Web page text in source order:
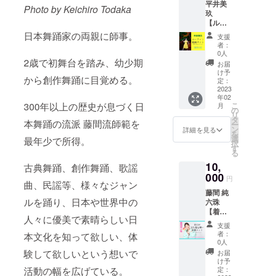
Photo by Keichiro Todaka
日本舞踊家の両親に師事。
2歳で初舞台を踏み、幼少期
から創作舞踊に目覚める。
300年以上の歴史が息づく日
本舞踊の流派 藤間流師範を
最年少で所得。
古典舞踊、創作舞踊、歌謡
曲、民謡等、様々なジャン
ルを踊り、日本や世界中の
人々に優美で素晴らしい日
本文化を知って欲しい、体
験して欲しいという想いで
活動の幅を広げている。
ルアド
レスを
ご記入
くださ
い。 (送
料込み)
白のみ
です。
サイズ
をお選
びくだ
さい。
※返品交
換はで
きませ
んので
ご了承
くださ
受信拒
否設定
ていな
いメー
ルアド
レスを
ご記入
くださ
い。 (送
料込み)
シー
ル、カ
ラフル
アート
にロゴ
入り１
種、和
モダン
アート
にロゴ
入り１
種、紙
シー
ル） ※
今回の
公演の
為だけ
に月灯
藝術。
の書作
家 中島
美紀が
書き下
ろした
アート
の精度
を上げ
たい、
上達さ
せたい
方必見
です！
【平井
美玖か
らの手
書き
メッ
セージ
♡ポス
セッ
ト】 ●
オリジ
ナルポ
スト
カード1
枚(カラ
フル
アート)
平井美
玖があ
なたへ
た動画)
バトン
トワ
ラー平
井美玖
トゥー
バトン
ルー
ティン
動画＋
ポイン
トを分
かりや
分) 上級
者、大
会の選
手権を
目指す
方、技
の精度
を上げ
たい、
上達さ
せたい
方必見
平井美
玖
【ルー
ティン
動画解
説付
き！＋
手書き
メッ
セー
ジ】 (子
ども〜
大人 上
級者向
き動画)
●スリー
(3本の
バトン
を使っ
た動画)
バトン
トワ
ラー平
井美玖
のソロ
バトン
ルー
ティン
支援
者：
0人
お届
け予
定：
2023
年02
月
詳細を見る
こ
の
リ
タ
ー
ン
を
選
択
す
る
10,
000 円
藤間 純
六珠
【着付
け・着
物を美
しく見
せる立
ち振る
舞いの
支援
者：
0人
お届
け予
定：